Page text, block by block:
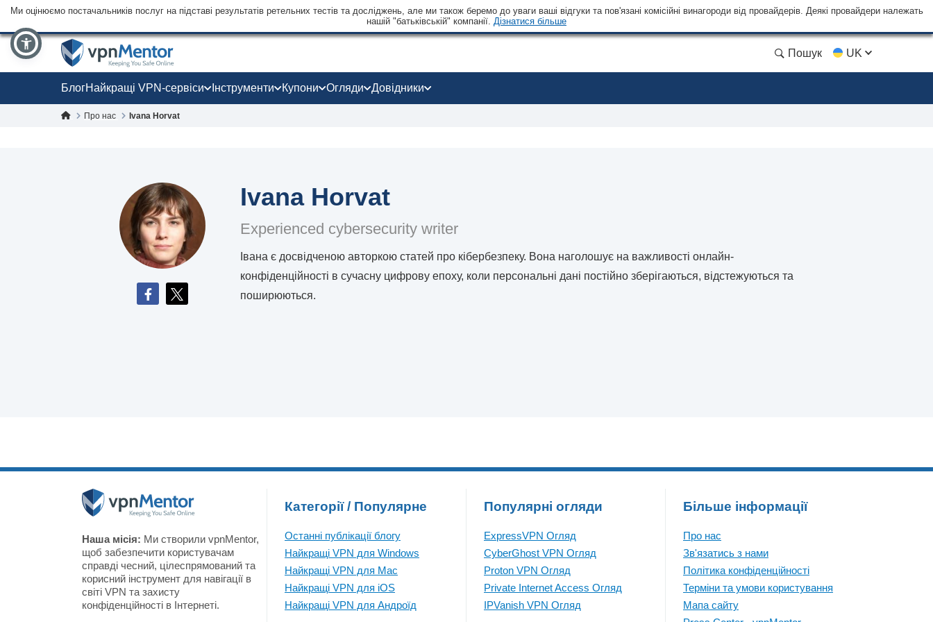
Ми оцінюємо постачальників послуг на підставі результатів ретельних тестів та досліджень, але ми також беремо до уваги ваші відгуки та пов'язані комісійні винагороди від провайдерів. Деякі провайдери належать
нашій "батьківській" компанії. Дізнатися більше
Пошук UK
БлогНайкращі VPN-сервіси Інструменти Купони Огляди Довідники
Про нас Ivana Horvat
Ivana Horvat
Experienced cybersecurity writer
Івана є досвідченою авторкою статей про кібербезпеку. Вона наголошує на важливості онлайн-
конфіденційності в сучасну цифрову епоху, коли персональні дані постійно зберігаються, відстежуються та
поширюються.
Наша місія: Ми створили vpnMentor,
щоб забезпечити користувачам
справді чесний, цілеспрямований та
корисний інструмент для навігації в
світі VPN та захисту
конфіденційності в Інтернеті.
Категорії / Популярне
Останні публікації блогу
Найкращі VPN для Windows
Найкращі VPN для Mac
Найкращі VPN для iOS
Найкращі VPN для Андроїд
Популярні огляди
ExpressVPN Огляд
CyberGhost VPN Огляд
Proton VPN Огляд
Private Internet Access Огляд
IPVanish VPN Огляд
Більше інформації
Про нас
Зв'язатись з нами
Політика конфіденційності
Терміни та умови користування
Мапа сайту